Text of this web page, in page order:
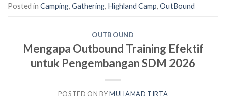
Posted in Camping Gathering Highland Camp OutBound
OUTBOUND
Mengapa Outbound Training Efektif
untuk Pengembangan SDM 2026
POSTED ONBYMUHAMAD TIRTA